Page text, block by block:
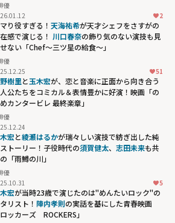
優
2
り役すぎる！ 天海祐希が天才シェフをさすがの
感で演じる！ 川口春奈の飾り気のない演技も見
ない「Chef～三ツ星の給食～」
優
51
野樹里と玉木宏が、恋と音楽に正面から向き合う
公たちをコミカル＆表情豊かに好演！映画「の
カンタービレ 最終楽章」
優
宏と綾瀬はるかが瑞々しい演技で紡ぎ出した純
トーリー！子役時代の須賀健太、 志田未来も共
「雨鱒の川」
優
5
宏が当時23歳で演じたのは"めんたいロック"の
リスト！ 陣内孝則の実話を基にした青春映画
ロッカーズ ROCKERS」